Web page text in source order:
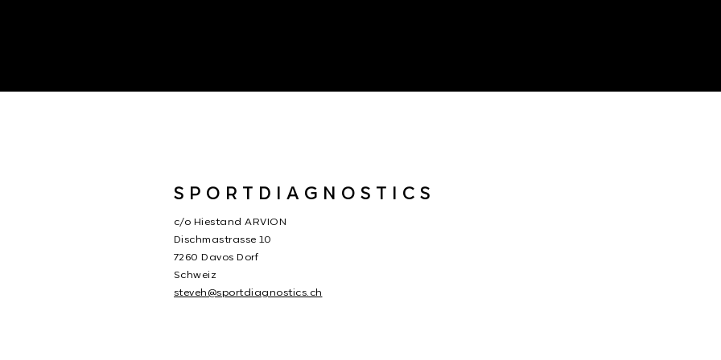
SPORTDIAGNOSTICS
c/o Hiestand ARVION
Dischmastrasse 10
7260 Davos Dorf
Schweiz
steveh@sportdiagnostics.ch